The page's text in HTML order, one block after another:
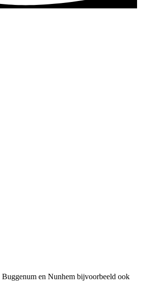
en Nunhem bijvoorbeeld ook